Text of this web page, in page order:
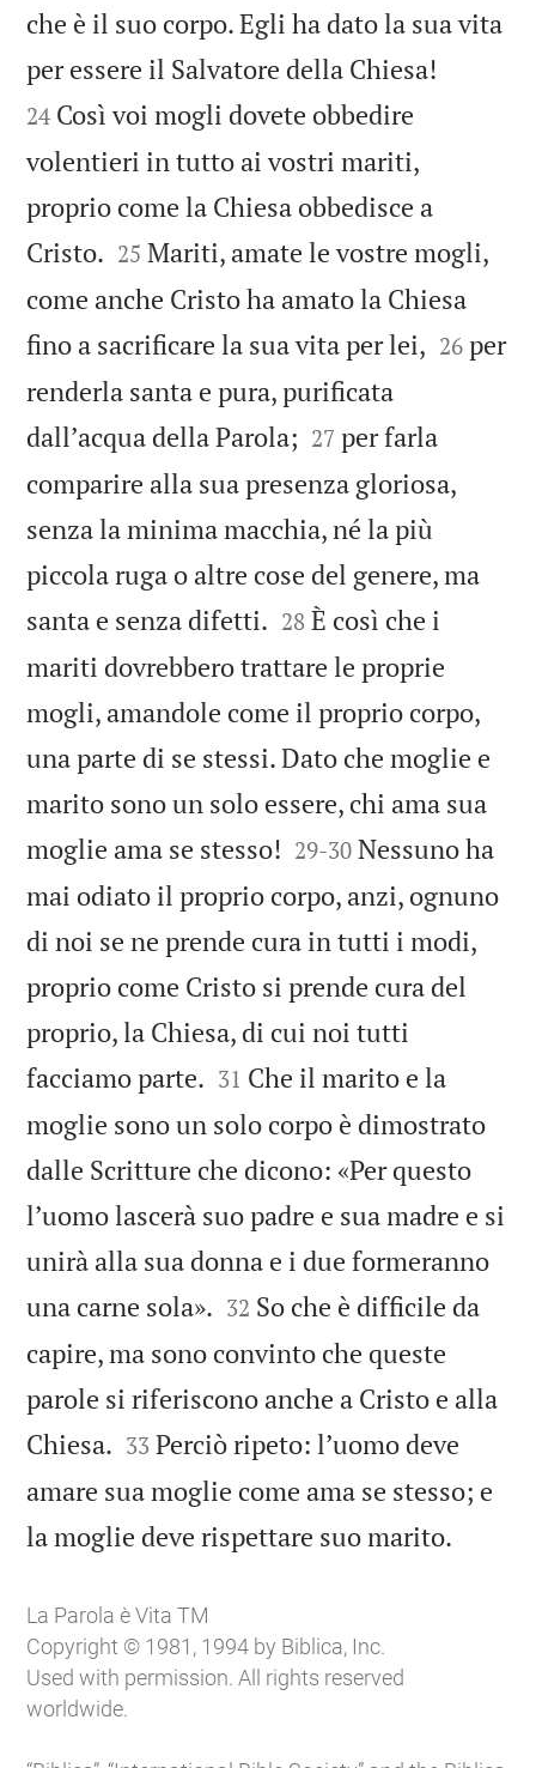
che è il suo corpo. Egli ha dato la sua vita
per essere il Salvatore della Chiesa!
24 Così voi mogli dovete obbedire
volentieri in tutto ai vostri mariti,
proprio come la Chiesa obbedisce a
Cristo. 

25 Mariti, amate le vostre mogli,
come anche Cristo ha amato la Chiesa
fino a sacrificare la sua vita per lei, 

26 per
renderla santa e pura, purificata
dallʼacqua della Parola; 

27 per farla
comparire alla sua presenza gloriosa,
senza la minima macchia, né la più
piccola ruga o altre cose del genere, ma
santa e senza difetti. 

28 È così che i
mariti dovrebbero trattare le proprie
mogli, amandole come il proprio corpo,
una parte di se stessi. Dato che moglie e
marito sono un solo essere, chi ama sua
moglie ama se stesso! 

29-30 Nessuno ha
mai odiato il proprio corpo, anzi, ognuno
di noi se ne prende cura in tutti i modi,
proprio come Cristo si prende cura del
proprio, la Chiesa, di cui noi tutti
facciamo parte. 

31 Che il marito e la
moglie sono un solo corpo è dimostrato
dalle Scritture che dicono: «Per questo
lʼuomo lascerà suo padre e sua madre e si
unirà alla sua donna e i due formeranno
una carne sola». 

32 So che è difficile da
capire, ma sono convinto che queste
parole si riferiscono anche a Cristo e alla
Chiesa. 

33 Perciò ripeto: lʼuomo deve
amare sua moglie come ama se stesso; e
la moglie deve rispettare suo marito.
La Parola è Vita TM
Copyright © 1981, 1994 by Biblica, Inc.
Used with permission. All rights reserved
worldwide.